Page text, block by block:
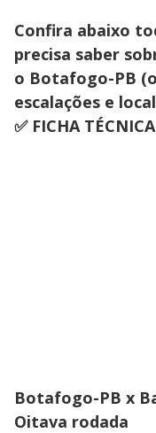
Confira abaixo
precisa saber
o Botafogo-PB
escalações e
✅ FICHA TÉCNICA
Botafogo-PB x
Oitava rodada